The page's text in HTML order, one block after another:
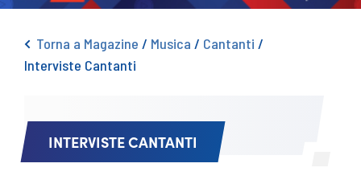
Torna a Magazine / Musica / Cantanti /
Interviste Cantanti
INTERVISTE CANTANTI